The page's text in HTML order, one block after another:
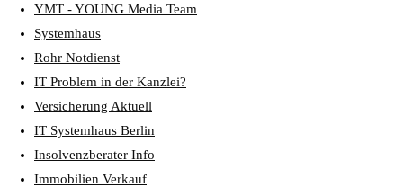
YMT - YOUNG Media Team
Systemhaus
Rohr Notdienst
IT Problem in der Kanzlei?
Versicherung Aktuell
IT Systemhaus Berlin
Insolvenzberater Info
Immobilien Verkauf